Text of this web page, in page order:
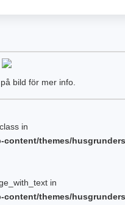
bild för mer info.
in
themes/
in
themes/